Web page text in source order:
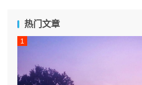
热门文章